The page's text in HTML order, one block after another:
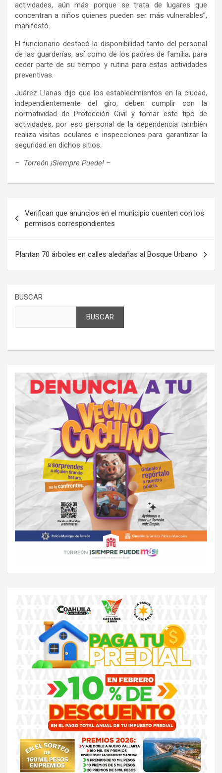
actividades, aún más porque se trata de lugares que
concentran a niños quienes pueden ser más vulnerables”,
manifestó.
El funcionario destacó la disponibilidad tanto del personal
de las guarderías, así como de los padres de familia, para
ceder parte de su tiempo y rutina para estas actividades
preventivas.
Juárez Llanas dijo que los establecimientos en la ciudad,
independientemente del giro, deben cumplir con la
normatividad de Protección Civil y tomar este tipo de
actividades, por eso personal de la dependencia también
realiza visitas oculares e inspecciones para garantizar la
seguridad en dichos sitios.
– Torreón ¡Siempre Puede! –
de
entradas
Verifican que anuncios en el municipio cuenten con los
permisos correspondientes
Plantan 70 árboles en calles aledañas al Bosque Urbano
BUSCAR
BUSCAR